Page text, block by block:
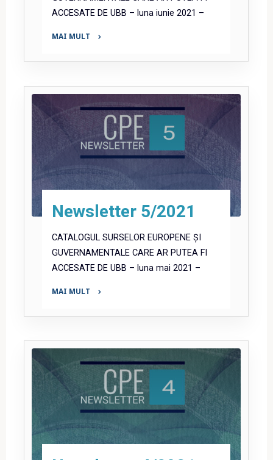
ACCESATE DE UBB – luna iunie 2021 –
MAI MULT
6/2021"
Newsletter 5/2021
CATALOGUL SURSELOR EUROPENE ȘI
GUVERNAMENTALE CARE AR PUTEA FI
ACCESATE DE UBB – luna mai 2021 –
MAI MULT
5/2021"